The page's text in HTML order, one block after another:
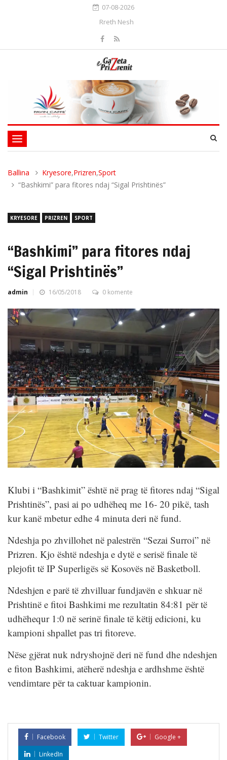
07-08-2026
Rreth Nesh
Toggle
navigation
Ballina Kryesore,Prizren,Sport
“Bashkimi” para fitores ndaj “Sigal Prishtinës”
KRYESORE PRIZREN SPORT
“Bashkimi” para fitores ndaj
“Sigal Prishtinës”
admin 16/05/2018 0 komente
Klubi i “Bashkimit” është në prag të fitores ndaj “Sigal
Prishtinës”, pasi ai po udhëheq me 16- 20 pikë, tash
kur kanë mbetur edhe 4 minuta deri në fund.
Ndeshja po zhvillohet në palestrën “Sezai Surroi” në
Prizren. Kjo është ndeshja e dytë e serisë finale të
plejofit të IP Superligës së Kosovës në Basketboll.
Ndeshjen e parë të zhvilluar fundjavën e shkuar në
Prishtinë e fitoi Bashkimi me rezultatin 84:81 për të
udhëhequr 1:0 në serinë finale të këtij edicioni, ku
kampioni shpallet pas tri fitoreve.
Nëse gjërat nuk ndryshojnë deri në fund dhe ndeshjen
e fiton Bashkimi, atëherë ndeshja e ardhshme është
vendimtare për ta caktuar kampionin.
Facebook Twitter
Google +
LinkedIn